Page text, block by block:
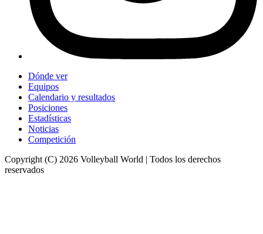
Dónde ver
Equipos
Calendario y resultados
Posiciones
Estadísticas
Noticias
Competición
Copyright (C) 2026 Volleyball World | Todos los derechos
reservados